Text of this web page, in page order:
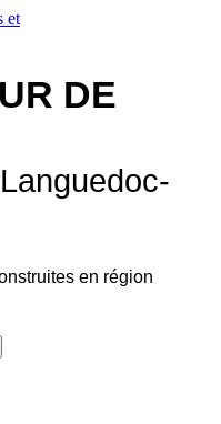
DE
en région